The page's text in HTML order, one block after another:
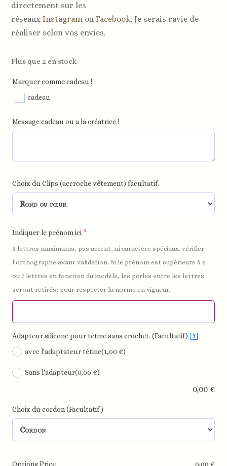
directement sur les
réseauxInstagram ouFacebook.Je serais ravie de
réaliser selon vos envies.
Plus que 2 en stock
Marquer comme cadeau !
cadeau
Message cadeau ou a la créatrice !
Choix du Clips (accroche vêtement) facultatif.
Indiquer le prénom ici*
8 lettres maximums, pas accent, ni caractère spéciaux. vérifier
l'orthographe avant validation. Si le prénom est supérieurs à 6
ou 7 lettres en fonction du modèle, les perles entre les lettres
seront retirés; pour respecter la norme en vigueur.
Adapteur silicone pour tétine sans crochet. (Facultatif) ?
avec l'adaptateur tétine(1,00 €)
Sans l'adapteur(0,00 €)
0,00 €
Choix du cordon (Facultatif.)
Options Price 0,00 €